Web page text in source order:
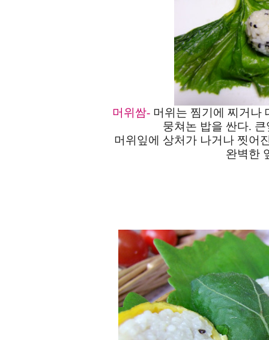
머위쌈- 머위는 찜기에 찌거나
뭉쳐논 밥을 싼다.
머위잎에 상처가 나거나 찟어
완벽한